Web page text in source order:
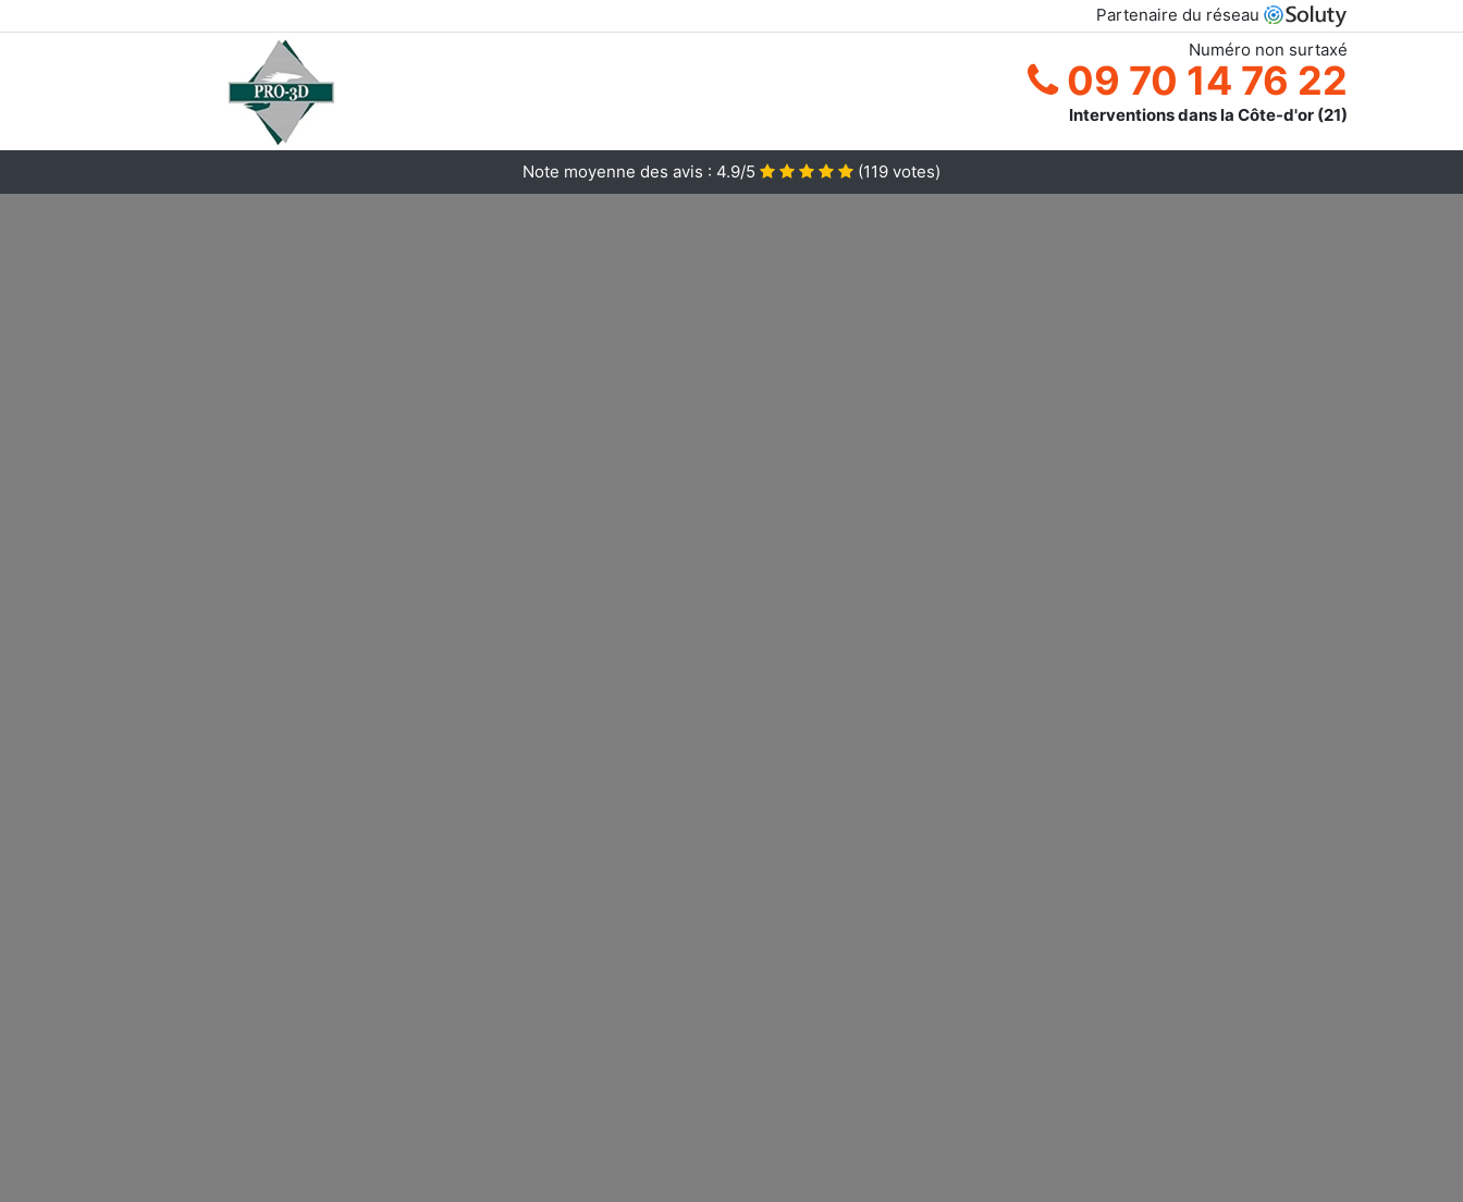
Partenaire du réseau
Numéro non surtaxé
09 70 14 76 22
Interventions dans la Côte-d'or (21)
Note moyenne des avis : 4.9/5 (119 votes)